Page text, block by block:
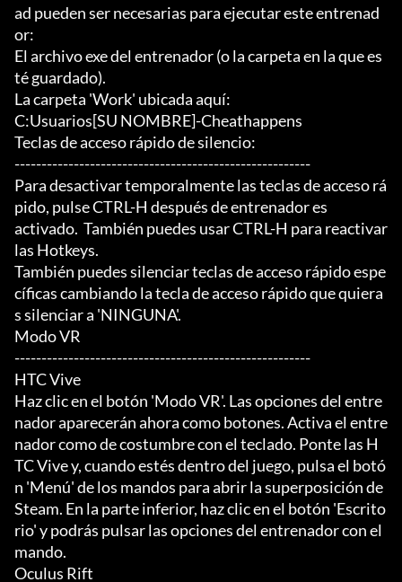
ad pueden ser necesarias para ejecutar este entrenad
or:
El archivo exe del entrenador (o la carpeta en la que es
té guardado).
La carpeta 'Work' ubicada aquí:
C:Usuarios[SU NOMBRE]-Cheathappens
Teclas de acceso rápido de silencio:
-------------------------------------------------------
Para desactivar temporalmente las teclas de acceso rá
pido, pulse CTRL-H después de entrenador es
activado.  También puedes usar CTRL-H para reactivar
las Hotkeys.
También puedes silenciar teclas de acceso rápido espe
cíficas cambiando la tecla de acceso rápido que quiera
s silenciar a 'NINGUNA'.
Modo VR
-------------------------------------------------------
HTC Vive
Haz clic en el botón 'Modo VR'. Las opciones del entre
nador aparecerán ahora como botones. Activa el entre
nador como de costumbre con el teclado. Ponte las H
TC Vive y, cuando estés dentro del juego, pulsa el botó
n 'Menú' de los mandos para abrir la superposición de
Steam. En la parte inferior, haz clic en el botón 'Escrito
rio' y podrás pulsar las opciones del entrenador con el
mando.
Oculus Rift